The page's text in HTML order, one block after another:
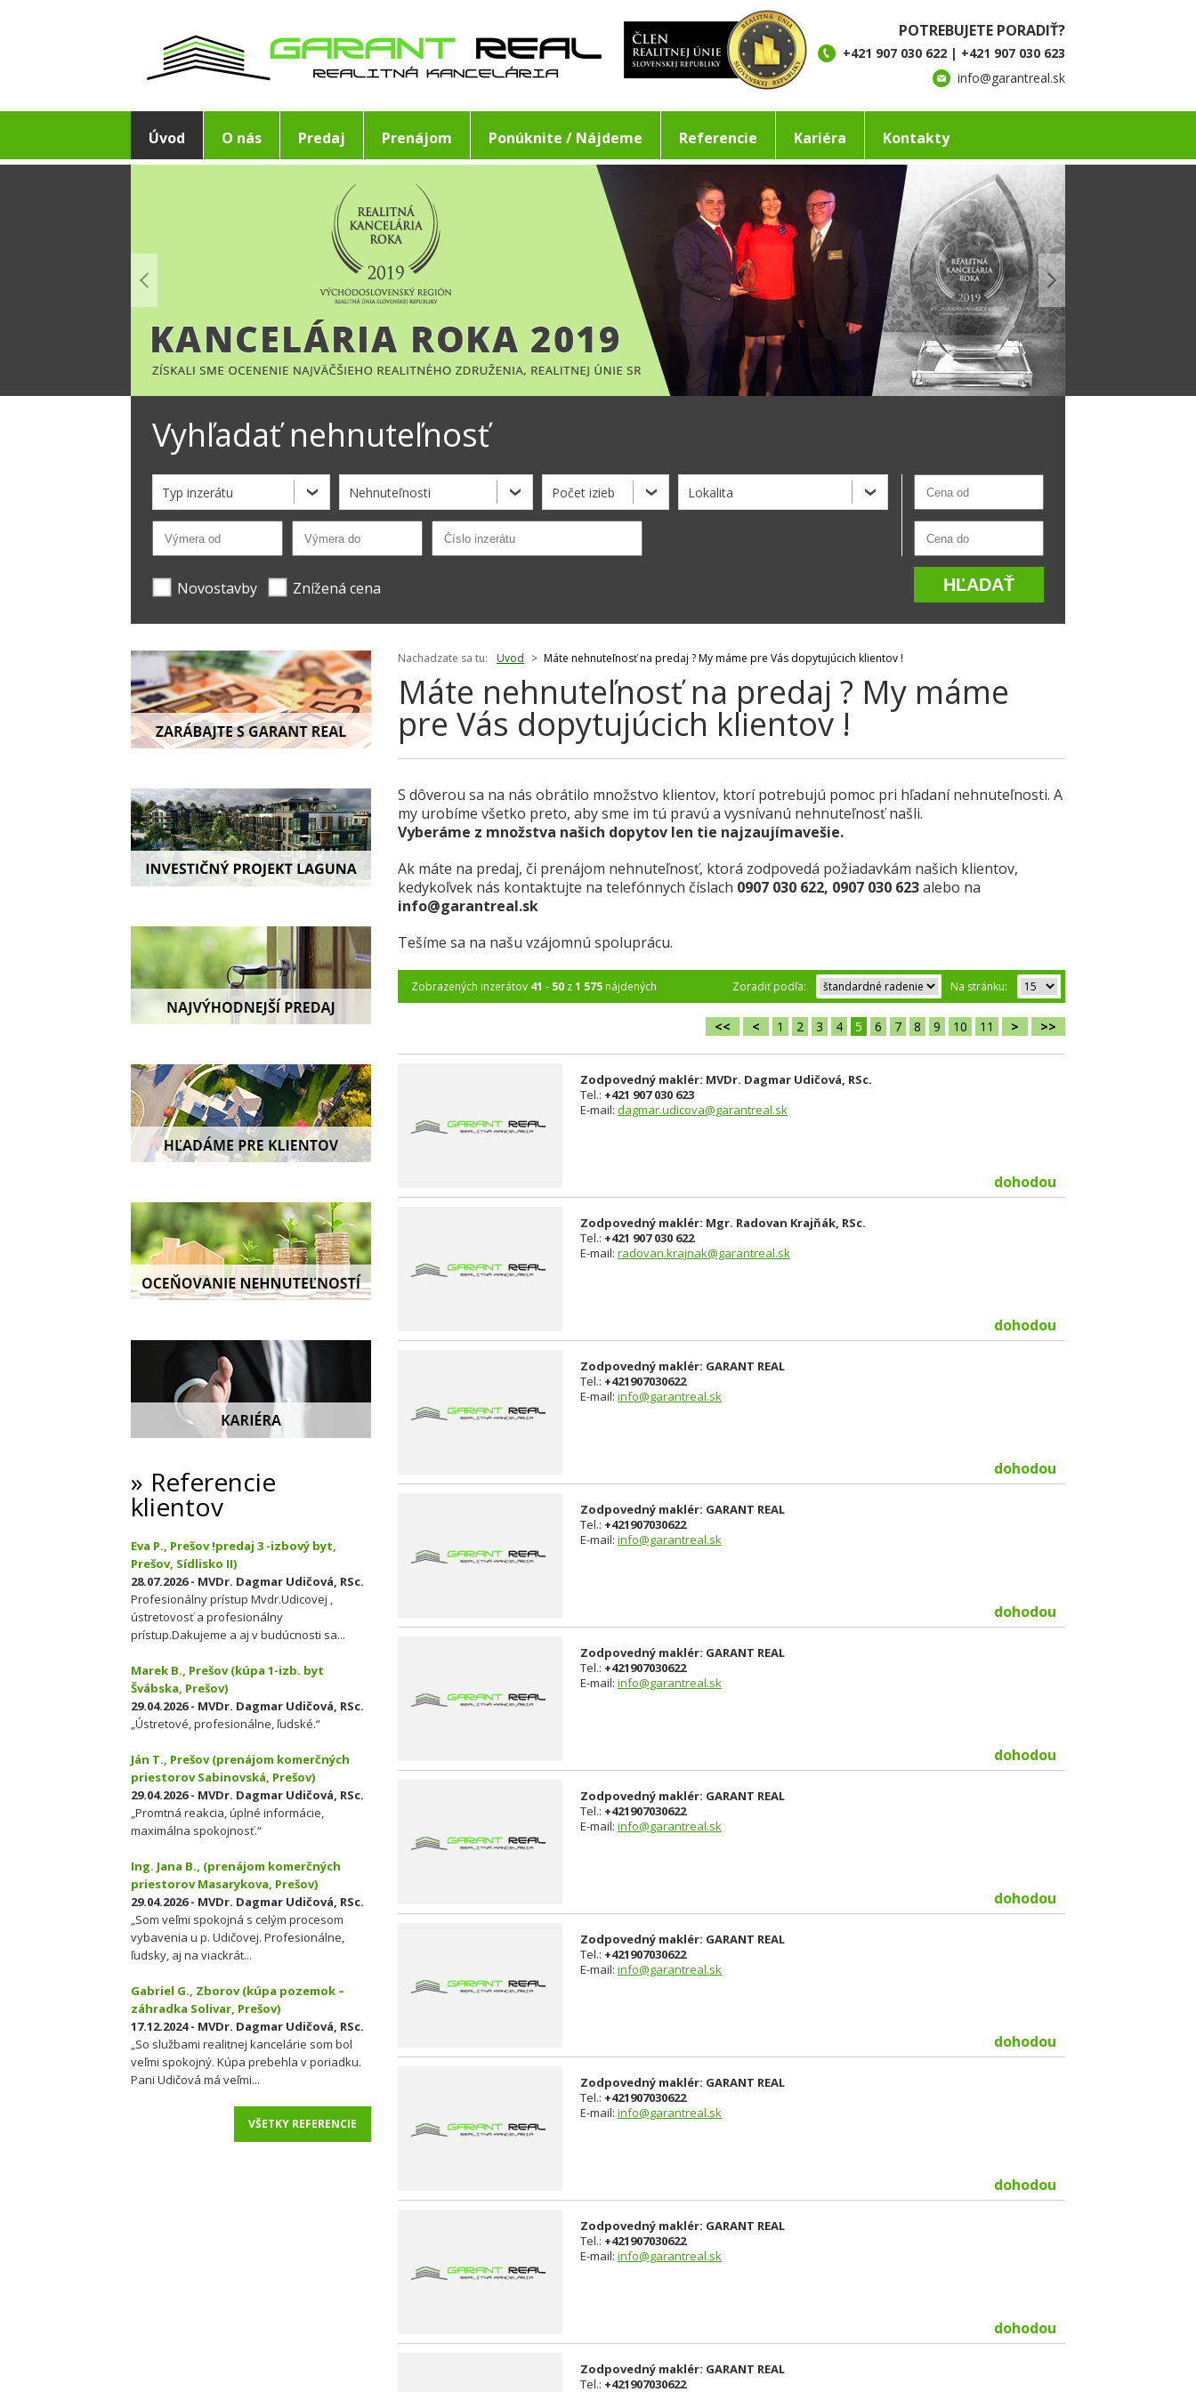
POTREBUJETE PORADIŤ?
+421 907 030 622 | +421 907 030 623
info@garantreal.sk
Úvod O nás Predaj Prenájom Ponúknite / Nájdeme Referencie Kariéra Kontakty
Vyhľadať nehnuteľnosť
Typ inzerátu Nehnuteľnosti Počet izieb Lokalita
Novostavby Znížená cena
Nachadzate sa tu: Uvod > Máte nehnuteľnosť na predaj ? My máme pre Vás dopytujúcich klientov !
Máte nehnuteľnosť na predaj ? My máme
pre Vás dopytujúcich klientov !
S dôverou sa na nás obrátilo množstvo klientov, ktorí potrebujú pomoc pri hľadaní nehnuteľnosti. A
my urobíme všetko preto, aby sme im tú pravú a vysnívanú nehnuteľnosť našli.
Vyberáme z množstva našich dopytov len tie najzaujímavešie.
Ak máte na predaj, či prenájom nehnuteľnosť, ktorá zodpovedá požiadavkám našich klientov,
kedykoľvek nás kontaktujte na telefónnych číslach 0907 030 622, 0907 030 623alebo na
info@garantreal.sk
Tešíme sa na našu vzájomnú spoluprácu.
Na stránku:
Zoradiť podľa:
Zobrazených inzerátov 41 - 50 z1 575 nájdených
<< < 1 2 3 4 5 6 7 8 9 10 11 > >>
Zodpovedný maklér: MVDr. Dagmar Udičová, RSc.
Tel.: +421 907 030 623
E-mail: dagmar.udicova@garantreal.sk
dohodou
Zodpovedný maklér: Mgr. Radovan Krajňák, RSc.
Tel.: +421 907 030 622
E-mail: radovan.krajnak@garantreal.sk
dohodou
Zodpovedný maklér: GARANT REAL
Tel.: +421907030622
E-mail: info@garantreal.sk
dohodou
Zodpovedný maklér: GARANT REAL
Tel.: +421907030622
E-mail: info@garantreal.sk
dohodou
Zodpovedný maklér: GARANT REAL
Tel.: +421907030622
E-mail: info@garantreal.sk
dohodou
Zodpovedný maklér: GARANT REAL
Tel.: +421907030622
E-mail: info@garantreal.sk
dohodou
Zodpovedný maklér: GARANT REAL
Tel.: +421907030622
E-mail: info@garantreal.sk
dohodou
Zodpovedný maklér: GARANT REAL
Tel.: +421907030622
E-mail: info@garantreal.sk
dohodou
Zodpovedný maklér: GARANT REAL
Tel.: +421907030622
E-mail: info@garantreal.sk
dohodou
Zodpovedný maklér: GARANT REAL
Tel.: +421907030622
Referencie
klientov
Eva P., Prešov !predaj 3 -izbový byt,
Prešov, Sídlisko II)
28.07.2026 - MVDr. Dagmar Udičová, RSc.
Profesionálny prístup Mvdr.Udicovej ,
ústretovosť a profesionálny
prístup.Dakujeme a aj v budúcnosti sa...
Marek B., Prešov (kúpa 1-izb. byt
Švábska, Prešov)
29.04.2026 - MVDr. Dagmar Udičová, RSc.
„Ústretové, profesionálne, ľudské.“
Ján T., Prešov (prenájom komerčných
priestorov Sabinovská, Prešov)
29.04.2026 - MVDr. Dagmar Udičová, RSc.
„Promtná reakcia, úplné informácie,
maximálna spokojnosť.“
Ing. Jana B., (prenájom komerčných
priestorov Masarykova, Prešov)
29.04.2026 - MVDr. Dagmar Udičová, RSc.
„Som veľmi spokojná s celým procesom
vybavenia u p. Udičovej. Profesionálne,
ľudsky, aj na viackrát...
Gabriel G., Zborov (kúpa pozemok –
záhradka Solivar, Prešov)
17.12.2024 - MVDr. Dagmar Udičová, RSc.
„So službami realitnej kancelárie som bol
veľmi spokojný. Kúpa prebehla v poriadku.
Pani Udičová má veľmi...
VŠETKY REFERENCIE